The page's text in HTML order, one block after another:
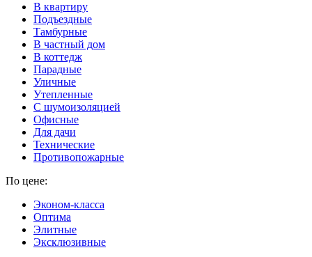
В квартиру
Подъездные
Тамбурные
В частный дом
В коттедж
Парадные
Уличные
Утепленные
C шумоизоляцией
Офисные
Для дачи
Технические
Противопожарные
По цене:
Эконом-класса
Оптима
Элитные
Эксклюзивные